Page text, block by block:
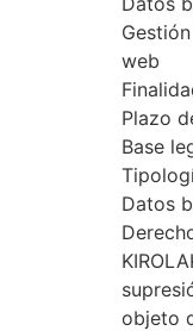
web
Plazo
Base
Datos
objeto